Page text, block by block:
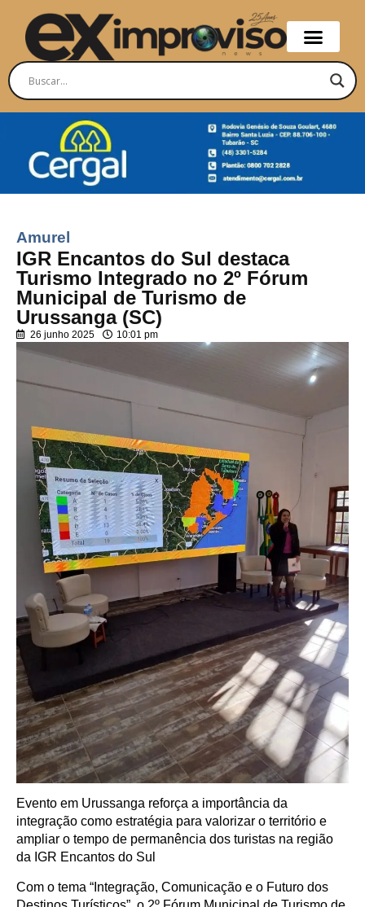
Amurel
IGR Encantos do Sul destaca
Turismo Integrado no 2º Fórum
Municipal de Turismo de
Urussanga (SC)
26 junho 2025 10:01 pm
Evento em Urussanga reforça a importância da
integração como estratégia para valorizar o território e
ampliar o tempo de permanência dos turistas na região
da IGR Encantos do Sul
Com o tema “Integração, Comunicação e o Futuro dos